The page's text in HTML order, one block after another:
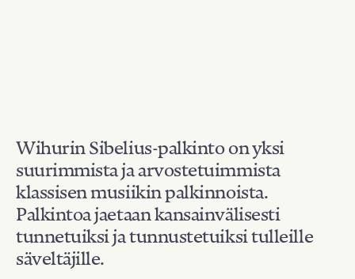
Wihurin Sibelius-palkinto on yksi
suurimmista ja arvostetuimmista
klassisen musiikin palkinnoista.
Palkintoa jaetaan kansainvälisesti
tunnetuiksi ja tunnustetuiksi tulleille
säveltäjille.